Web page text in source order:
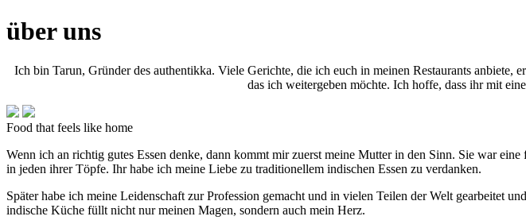
über uns
Ich bin Tarun, Gründer des authentikka. Viele Gerichte, die ich euch in meinen Restaurants
das ich weitergeben möchte. Ich hoffe, dass ihr mit
Food that feels like home
Wenn ich an richtig gutes Essen denke, dann kommt mir zuerst meine Mutter in den Sinn. Sie war
in jeden ihrer Töpfe. Ihr habe ich meine Liebe zu traditionellem indischen Essen zu verdanken.
Später habe ich meine Leidenschaft zur Profession gemacht und in vielen Teilen der Welt gearbeitet
indische Küche füllt nicht nur meinen Magen, sondern auch mein Herz.